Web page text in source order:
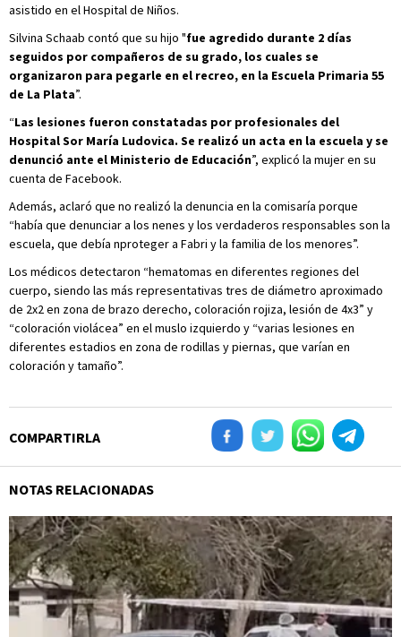
asistido en el Hospital de Niños.
Silvina Schaab contó que su hijo "fue agredido durante 2 días
seguidos por compañeros de su grado, los cuales se
organizaron para pegarle en el recreo, en la Escuela Primaria 55
de La Plata”.
“Las lesiones fueron constatadas por profesionales del
Hospital Sor María Ludovica. Se realizó un acta en la escuela y se
denunció ante el Ministerio de Educación”, explicó la mujer en su
cuenta de Facebook.
Además, aclaró que no realizó la denuncia en la comisaría porque
“había que denunciar a los nenes y los verdaderos responsables son la
escuela, que debía nproteger a Fabri y la familia de los menores”.
Los médicos detectaron “hematomas en diferentes regiones del
cuerpo, siendo las más representativas tres de diámetro aproximado
de 2x2 en zona de brazo derecho, coloración rojiza, lesión de 4x3” y
“coloración violácea” en el muslo izquierdo y “varias lesiones en
diferentes estadios en zona de rodillas y piernas, que varían en
coloración y tamaño”.
COMPARTIRLA
NOTAS RELACIONADAS